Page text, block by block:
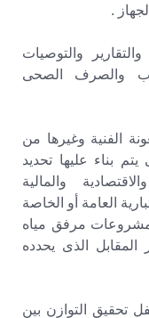
.
والتوصيات
والصرف الصحى
الفنية وغيرها من
بناء عليها تحديد
والمالية
العامة أو الخاصة
مشروعات مرفق مياه
الذى يحدده
تحقيق التوازن بين